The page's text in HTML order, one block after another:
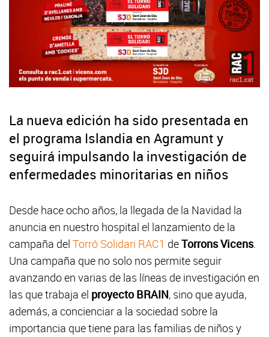
La nueva edición ha sido presentada en
el programa Islandia en Agramunt y
seguirá impulsando la investigación de
enfermedades minoritarias en niños
Desde hace ocho años, la llegada de la Navidad la
anuncia en nuestro hospital el lanzamiento de la
campaña del Torró Solidari RAC1 deTorrons Vicens.
Una campaña que no solo nos permite seguir
avanzando en varias de las líneas de investigación en
las que trabaja el proyecto BRAIN, sino que ayuda,
además, a concienciar a la sociedad sobre la
importancia que tiene para las familias de niños y